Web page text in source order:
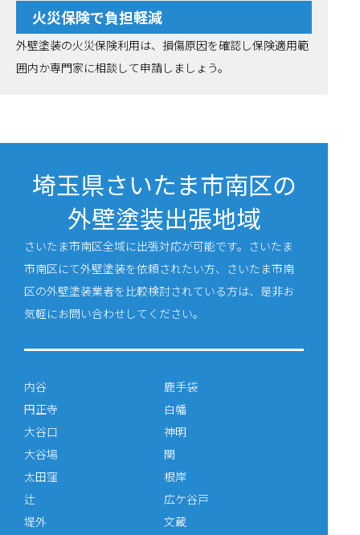
火災保険で負担軽減
外壁塗装の火災保険利用は、損傷原因を確認し保険適用範
囲内か専門家に相談して申請しましょう。
埼玉県さいたま市南区の
外壁塗装出張地域
さいたま市南区全域に出張対応が可能です。さいたま
市南区にて外壁塗装を依頼されたい方、さいたま市南
区の外壁塗装業者を比較検討されている方は、是非お
気軽にお問い合わせしてください。
内谷
円正寺
大谷口
大谷場
鹿手袋
白幡
神明
関
太田窪
辻
堤外
根岸
広ケ谷戸
文蔵